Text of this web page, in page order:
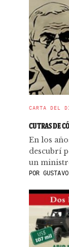
CARTA DEL
CUTRAS DE
En los
descubrí
un
POR